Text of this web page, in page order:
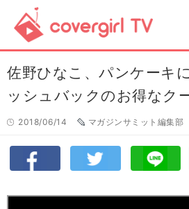
佐野ひなこ、パンケーキ
ッシュバックのお得なク
2018/06/14 マガジンサミット編集部